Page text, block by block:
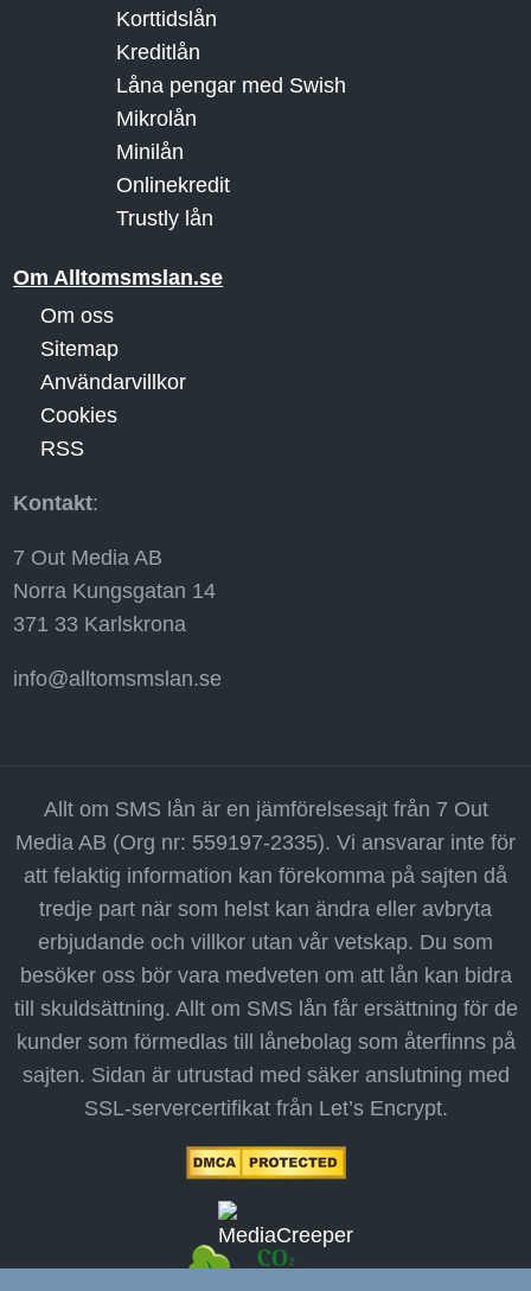
Korttidslån
Kreditlån
Låna pengar med Swish
Mikrolån
Minilån
Onlinekredit
Trustly lån
Om Alltomsmslan.se
Om oss
Sitemap
Användarvillkor
Cookies
RSS
Kontakt:
7 Out Media AB
Norra Kungsgatan 14
371 33 Karlskrona
info@alltomsmslan.se
Allt om SMS lån är en jämförelsesajt från 7 Out
Media AB (Org nr: 559197-2335). Vi ansvarar inte för
att felaktig information kan förekomma på sajten då
tredje part när som helst kan ändra eller avbryta
erbjudande och villkor utan vår vetskap. Du som
besöker oss bör vara medveten om att lån kan bidra
till skuldsättning. Allt om SMS lån får ersättning för de
kunder som förmedlas till lånebolag som återfinns på
sajten. Sidan är utrustad med säker anslutning med
SSL-servercertifikat från Let’s Encrypt.